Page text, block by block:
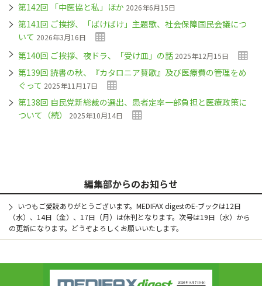
第142回 「中医協と私」ほか 2026年6月15日
第141回 ご挨拶、「ばけばけ」主題歌、社会保障国民会議につ
いて 2026年3月16日
第140回 ご挨拶、夜ドラ、「受け皿」の話 2025年12月15日
第139回 読書の秋、『カタロニア賛歌』及び医療費の管理をめ
ぐって 2025年11月17日
第138回 自民党新総裁の選出、患者定率一部負担と医療政策に
ついて（続）
2025年10月14日
編集部からのお知らせ
いつもご愛読ありがとうございます。MEDIFAX digestのE-ブックは12日
（水）、14日（金）、17日（月）は休刊となります。次号は19日（水）から
の更新になります。どうぞよろしくお願いいたします。